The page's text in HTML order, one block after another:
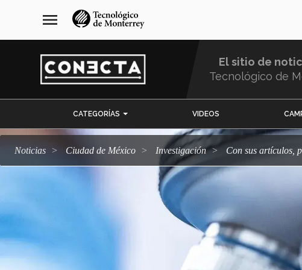
navegación
principal
menu
El sitio de
Tecnológico de
CATEGORÍAS VIDEOS
Noticias Ciudad de México Investigación Con sus